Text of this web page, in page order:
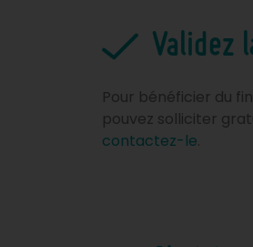
Validez
Pour bénéficier du
pouvez solliciter
contactez-le.